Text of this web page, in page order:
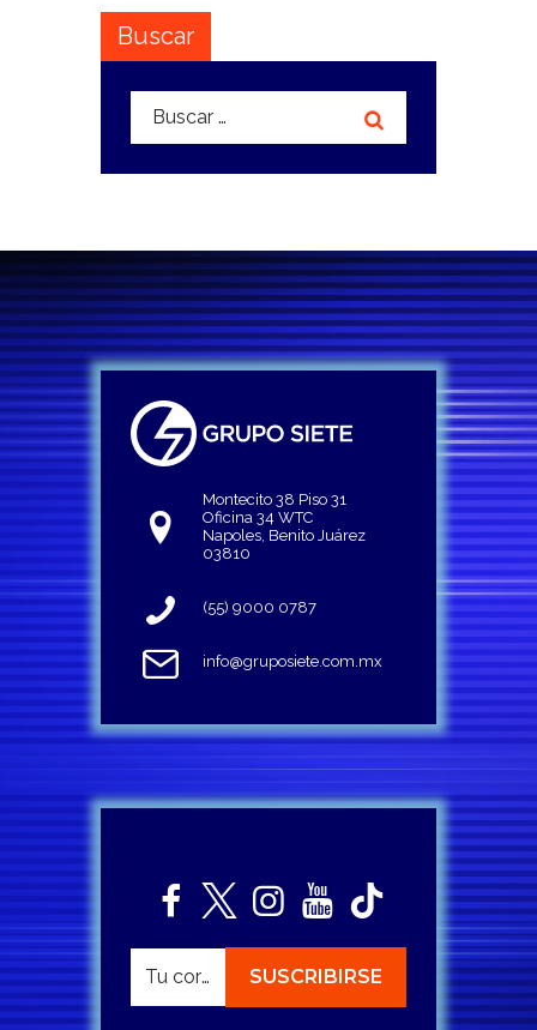
Buscar
Buscar:
Montecito 38 Piso 31
Oficina 34 WTC
Napoles, Benito Juárez
03810
(55) 9000 0787
info@gruposiete.com.mx